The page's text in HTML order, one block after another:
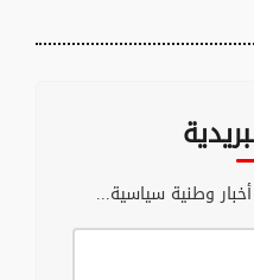
وطنية سياسية...